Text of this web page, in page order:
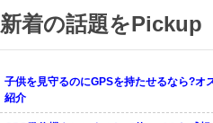
新着の話題をPickup
子供を見守るのにGPSを持たせるなら?オ
紹介